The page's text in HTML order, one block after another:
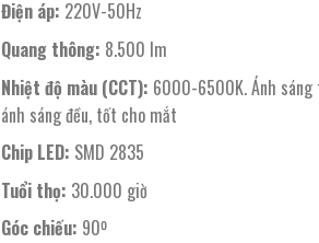
1.137.700 ₫.
Điện áp: 220V-50Hz
Quang thông: 8.500 lm
Nhiệt độ màu (CCT): 6000-6500K. Ánh sáng
ánh sáng đều, tốt cho mắt
Chip LED: SMD 2835
Tuổi thọ: 30.000 giờ
Góc chiếu: 90º